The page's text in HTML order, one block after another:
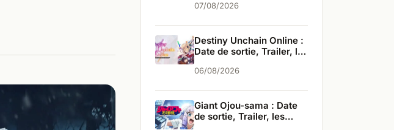
infos
07/08/2026
Destiny Unchain Online :
Date de sortie, Trailer, les
06/08/2026
Giant Ojou-sama : Date
de sortie, Trailer, les